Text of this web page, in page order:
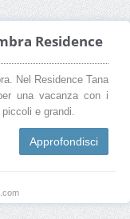
Residence
Nel Residence Tana
una vacanza con i
e grandi.
Approfondisci